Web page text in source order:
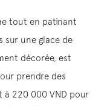
tout en patinant
sur une glace de
décorée, est
prendre des
à 220 000 VND pour